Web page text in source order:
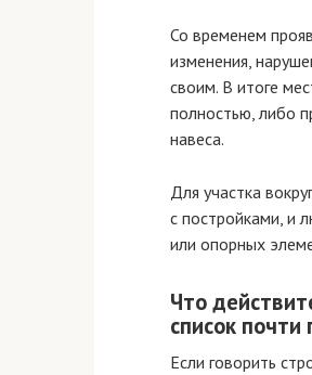
Со временем
изменения,
своим. В итоге
полностью, либо
навеса.
Для участка
с постройками, и
или опорных
Что
список почти
Если говорить